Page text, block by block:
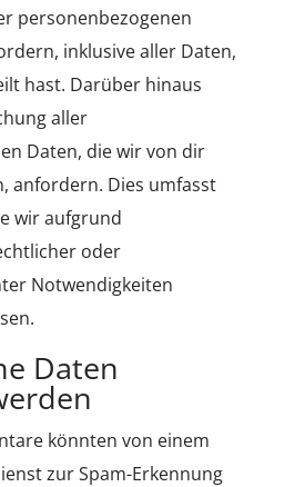
personenbezogenen
inklusive aller Daten,
hast. Darüber hinaus
aller
Daten, die wir von dir
anfordern. Dies umfasst
wir aufgrund
oder
Notwendigkeiten
Daten
könnten von einem
zur Spam-Erkennung